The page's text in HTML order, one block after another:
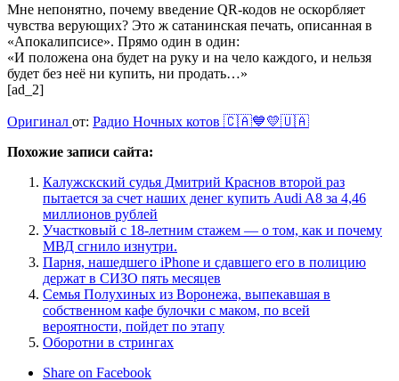
Мне непонятно, почему введение QR-кодов не оскорбляет
чувства верующих? Это ж сатанинская печать, описанная в
«Апокалипсисе». Прямо один в один:
«И положена она будет на руку и на чело каждого, и нельзя
будет без неё ни купить, ни продать…»
[ad_2]
Оригинал от: Радио Ночных котов 🇨🇦💙💛🇺🇦
Похожие записи сайта:
Калужскский судья Дмитрий Краснов второй раз
пытается за счет наших денег купить Audi A8 за 4,46
миллионов рублей
Участковый с 18-летним стажем — о том, как и почему
МВД сгнило изнутри.
Парня, нашедшего iPhone и сдавшего его в полицию
держат в СИЗО пять месяцев
Семья Полухиных из Воронежа, выпекавшая в
собственном кафе булочки с маком, по всей
вероятности, пойдет по этапу
Оборотни в стрингах
Share on Facebook